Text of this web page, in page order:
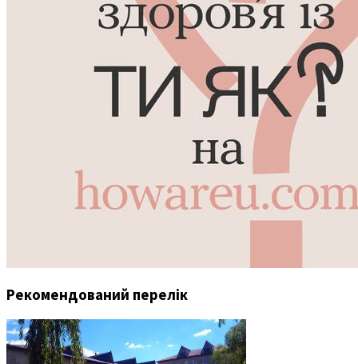
Рекомендований перелік